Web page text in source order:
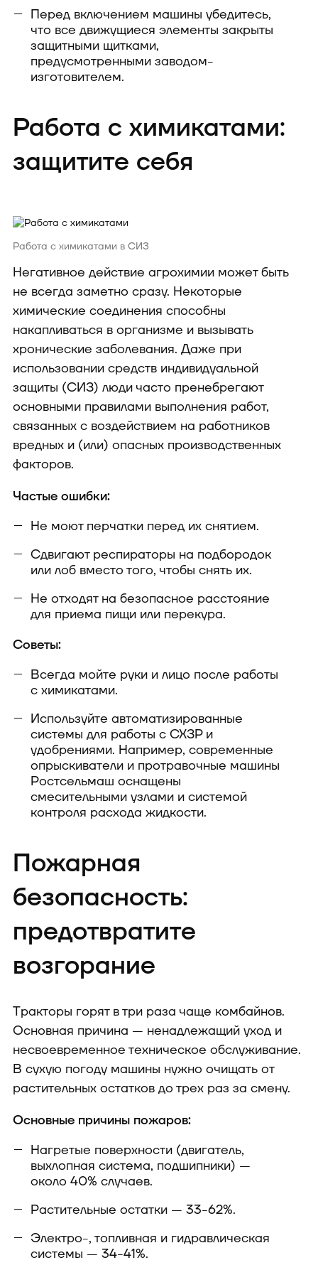
Перед включением машины убедитесь,
что все движущиеся элементы закрыты
защитными щитками,
предусмотренными заводом-
изготовителем.
Работа с химикатами:
защитите себя
Работа с химикатами в СИЗ
Негативное действие агрохимии может быть
не всегда заметно сразу. Некоторые
химические соединения способны
накапливаться в организме и вызывать
хронические заболевания. Даже при
использовании средств индивидуальной
защиты (СИЗ) люди часто пренебрегают
основными правилами выполнения работ,
связанных с воздействием на работников
вредных и (или) опасных производственных
факторов.
Частые ошибки:
Не моют перчатки перед их снятием.
Сдвигают респираторы на подбородок
или лоб вместо того, чтобы снять их.
Не отходят на безопасное расстояние
для приема пищи или перекура.
Советы:
Всегда мойте руки и лицо после работы
с химикатами.
Используйте автоматизированные
системы для работы с СХЗР и
удобрениями. Например, современные
опрыскиватели и протравочные машины
Ростсельмаш оснащены
смесительными узлами и системой
контроля расхода жидкости.
Пожарная
безопасность:
предотвратите
возгорание
Тракторы горят в три раза чаще комбайнов.
Основная причина — ненадлежащий уход и
несвоевременное техническое обслуживание.
В сухую погоду машины нужно очищать от
растительных остатков до трех раз за смену.
Основные причины пожаров:
Нагретые поверхности (двигатель,
выхлопная система, подшипники) —
около 40% случаев.
Растительные остатки — 33-62%.
Электро-, топливная и гидравлическая
системы — 34-41%.